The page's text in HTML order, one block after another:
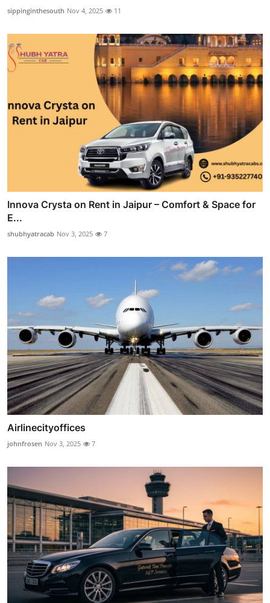
sippinginthesouth Nov 4, 2025 11
Innova Crysta on Rent in Jaipur – Comfort & Space for
E...
shubhyatracab Nov 3, 2025 7
Airlinecityoffices
johnfrosen Nov 3, 2025 7